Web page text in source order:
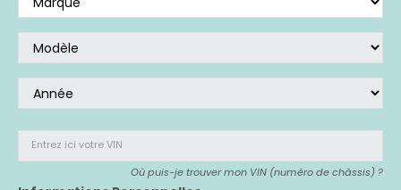
Entrez ici votre VIN
Où puis-je trouver mon VIN (numéro de châssis) ?